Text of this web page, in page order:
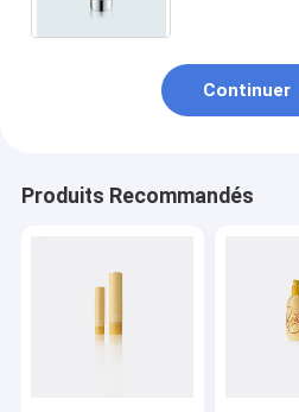
Continuer
Produits Recommandés